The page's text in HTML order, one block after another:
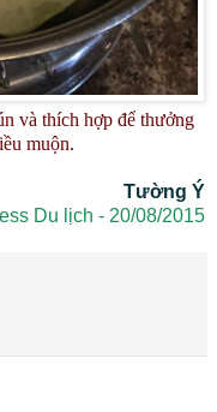
và thích hợp để thưởng
muộn.
Tường Ý
Du lịch - 20/08/2015